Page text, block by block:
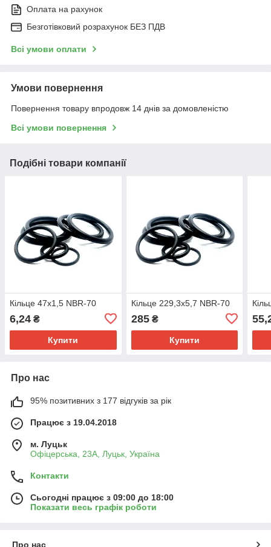
Оплата на рахунок
Безготівковий розрахунок БЕЗ ПДВ
Всі умови оплати
Умови повернення
Повернення товару впродовж 14 днів за домовленістю
Всі умови повернення
Подібні товари компанії
Кільце 47х1,5 NBR-70
6,24 ₴
Купити
Кільце 229,3х5,7 NBR-70
285₴
Купити
Про нас
95% позитивних з 177 відгуків за рік
Працює з 19.04.2018
м. Луцьк
Офіцерська, 23А, Луцьк, Україна
Контакти
Сьогодні працює з 09:00 до 18:00
Показати весь графік роботи
Про нас